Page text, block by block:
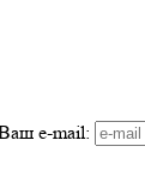
e-mail: